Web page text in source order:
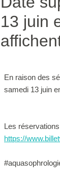
13 juin
En raison des
samedi 13 juin
Les
https://